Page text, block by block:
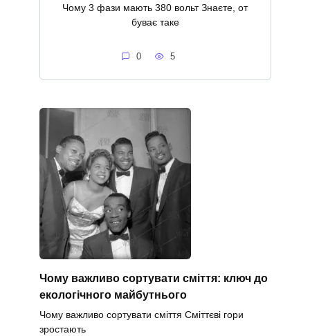
Чому 3 фази мають 380 вольт Знаєте, от
буває таке
0 5
Чому важливо сортувати сміття: ключ до
екологічного майбутнього
Чому важливо сортувати сміття Сміттєві гори
зростають